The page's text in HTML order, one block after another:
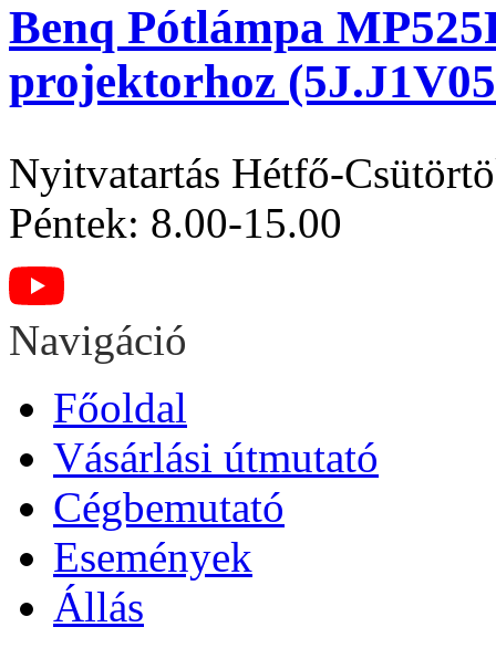
Benq Pótlámpa
projektorhoz
Nyitvatartás Hétfő-
Péntek: 8.00-15.00
Navigáció
Főoldal
Vásárlási útmutató
Cégbemutató
Események
Állás